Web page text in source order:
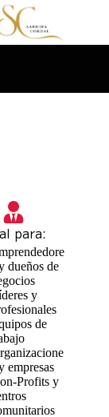
para:
dueños de
y
de
empresas
Profits y